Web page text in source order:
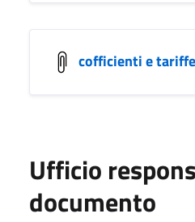
cofficienti e
Ufficio
documento